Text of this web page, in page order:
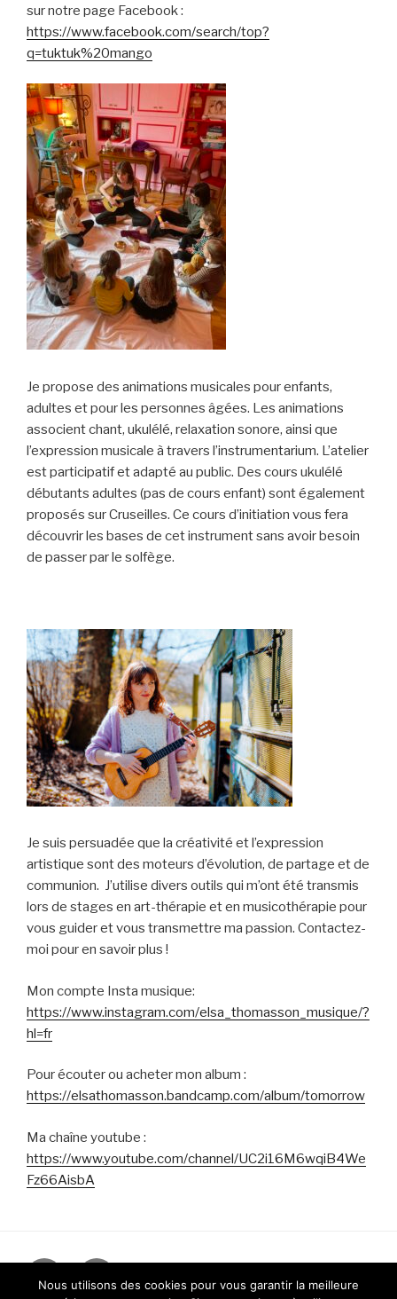
sur notre page Facebook :
https://www.facebook.com/search/top?
q=tuktuk%20mango
Je propose des animations musicales pour enfants,
adultes et pour les personnes âgées. Les animations
associent chant, ukulélé, relaxation sonore, ainsi que
l’expression musicale à travers l’instrumentarium. L’atelier
est participatif et adapté au public. Des cours ukulélé
débutants adultes (pas de cours enfant) sont également
proposés sur Cruseilles. Ce cours d’initiation vous fera
découvrir les bases de cet instrument sans avoir besoin
de passer par le solfège.
Je suis persuadée que la créativité et l’expression
artistique sont des moteurs d’évolution, de partage et de
communion. J’utilise divers outils qui m’ont été transmis
lors de stages en art-thérapie et en musicothérapie pour
vous guider et vous transmettre ma passion. Contactez-
moi pour en savoir plus !
Mon compte Insta musique:
https://www.instagram.com/elsa_thomasson_musique/?
hl=fr
Pour écouter ou acheter mon album :
https://elsathomasson.bandcamp.com/album/tomorrow
Ma chaîne youtube :
https://www.youtube.com/channel/UC2i16M6wqiB4We
Fz66AisbA
InstagramFacebook
Nous utilisons des cookies pour vous garantir la meilleure